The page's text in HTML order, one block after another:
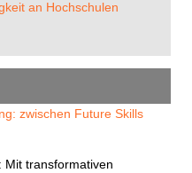
an Hochschulen
zwischen Future Skills
Mit transformativen